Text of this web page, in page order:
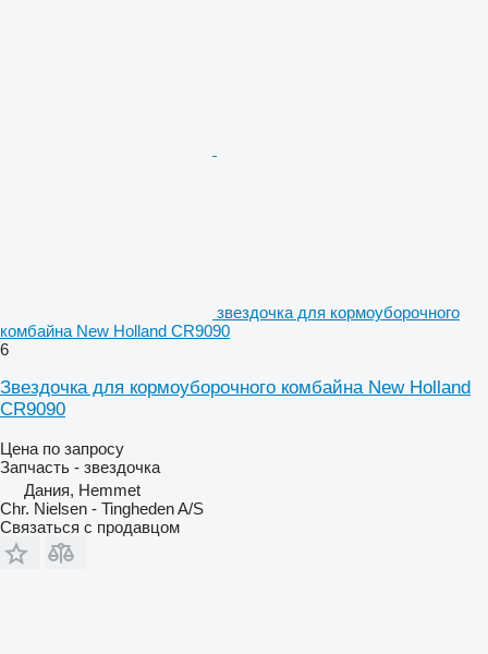
звездочка для кормоуборочного
комбайна New Holland CR9090
6
Звездочка для кормоуборочного комбайна New Holland
CR9090
Цена по запросу
Запчасть - звездочка
Дания, Hemmet
Chr. Nielsen - Tingheden A/S
Связаться с продавцом